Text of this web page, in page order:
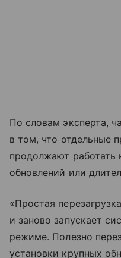
По словам эксперта,
в том, что отдельные
продолжают работать
обновлений или
«Простая
и заново запускает
режиме. Полезно
установки крупных